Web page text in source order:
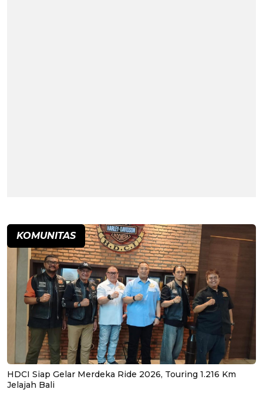
KOMUNITAS
HDCI Siap Gelar Merdeka Ride 2026, Touring 1.216 Km
Jelajah Bali